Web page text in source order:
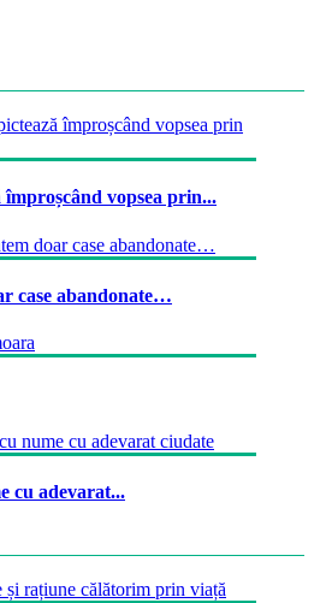
împroșcând vopsea prin...
case abandonate…
cu adevarat...